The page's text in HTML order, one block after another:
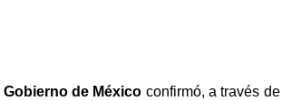
Gobierno de México confirmó, a través